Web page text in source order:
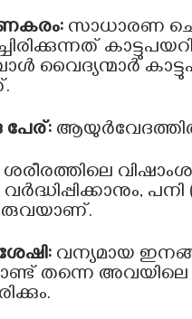
സാധാരണ
വൈദ്യന്മാർ
ശരീരത്തിലെ
വന്യമായ
തന്നെ അവയിലെ